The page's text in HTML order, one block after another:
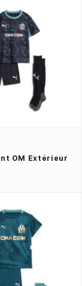
OM Extérieur